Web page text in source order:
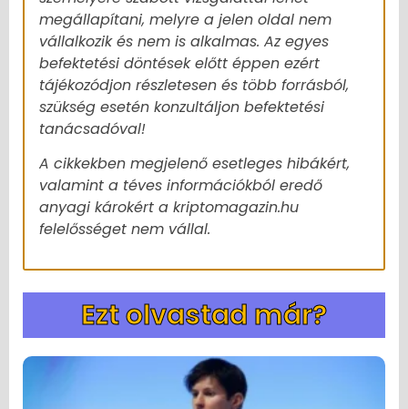
megállapítani, melyre a jelen oldal nem
vállalkozik és nem is alkalmas. Az egyes
befektetési döntések előtt éppen ezért
tájékozódjon részletesen és több forrásból,
szükség esetén konzultáljon befektetési
tanácsadóval!
A cikkekben megjelenő esetleges hibákért,
valamint a téves információkból eredő
anyagi károkért a kriptomagazin.hu
felelősséget nem vállal.
Ezt olvastad már?